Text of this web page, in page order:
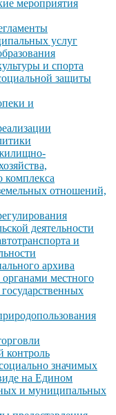
мероприятия
услуг
и спорта
защиты
и
комплекса
отношений,
деятельности
и
архива
местного
значимых
на Едином
и муниципальных